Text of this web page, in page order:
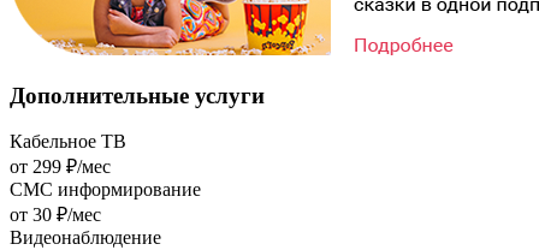
Дополнительные услуги
Кабельное ТВ
от 299 ₽/мес
СМС информирование
от 30 ₽/мес
Видеонаблюдение